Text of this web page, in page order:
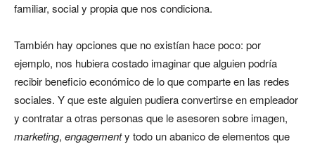
familiar, social y propia que nos condiciona.
También hay opciones que no existían hace poco: por
ejemplo, nos hubiera costado imaginar que alguien podría
recibir beneficio económico de lo que comparte en las redes
sociales. Y que este alguien pudiera convertirse en empleador
y contratar a otras personas que le asesoren sobre imagen,
marketing, engagementy todo un abanico de elementos que